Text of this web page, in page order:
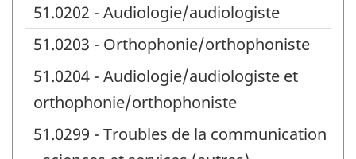
51.0202 - Audiologie/audiologiste
51.0203 - Orthophonie/orthophoniste
51.0204 - Audiologie/audiologiste et
orthophonie/orthophoniste
51.0299 - Troubles de la communication